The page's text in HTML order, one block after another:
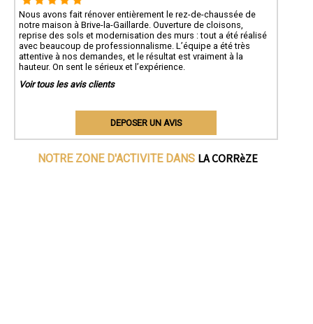
Nous avons fait rénover entièrement le rez-de-chaussée de
notre maison à Brive-la-Gaillarde. Ouverture de cloisons,
reprise des sols et modernisation des murs : tout a été réalisé
avec beaucoup de professionnalisme. L’équipe a été très
attentive à nos demandes, et le résultat est vraiment à la
hauteur. On sent le sérieux et l’expérience.
Voir tous les avis clients
DEPOSER UN AVIS
NOTRE ZONE D'ACTIVITE DANS LA CORRèZE